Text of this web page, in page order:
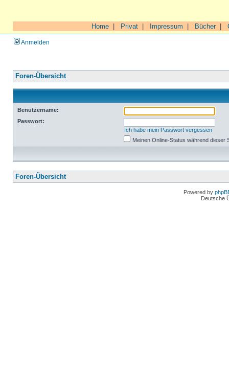
Home Privat Impressum Bücher|
Anmelden
Foren-Übersicht
Benutzername:
Passwort:
Ich habe mein Passwort vergessen
Meinen Online-Status während dieser
Foren-Übersicht
Powered by
Deutsche